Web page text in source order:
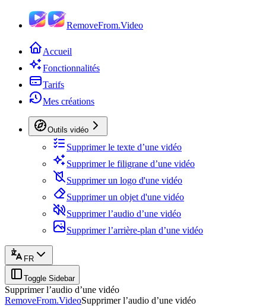
RemoveFrom.Video
Accueil
Fonctionnalités
Tarifs
Mes créations
Outils vidéo
Supprimer le texte d’une vidéo
Supprimer le filigrane d’une vidéo
Supprimer un logo d'une vidéo
Supprimer un objet d'une vidéo
Supprimer l’audio d’une vidéo
Supprimer l’arrière-plan d’une vidéo
FR
Toggle Sidebar
Supprimer l’audio d’une vidéo
RemoveFrom.VideoSupprimer l’audio d’une vidéo